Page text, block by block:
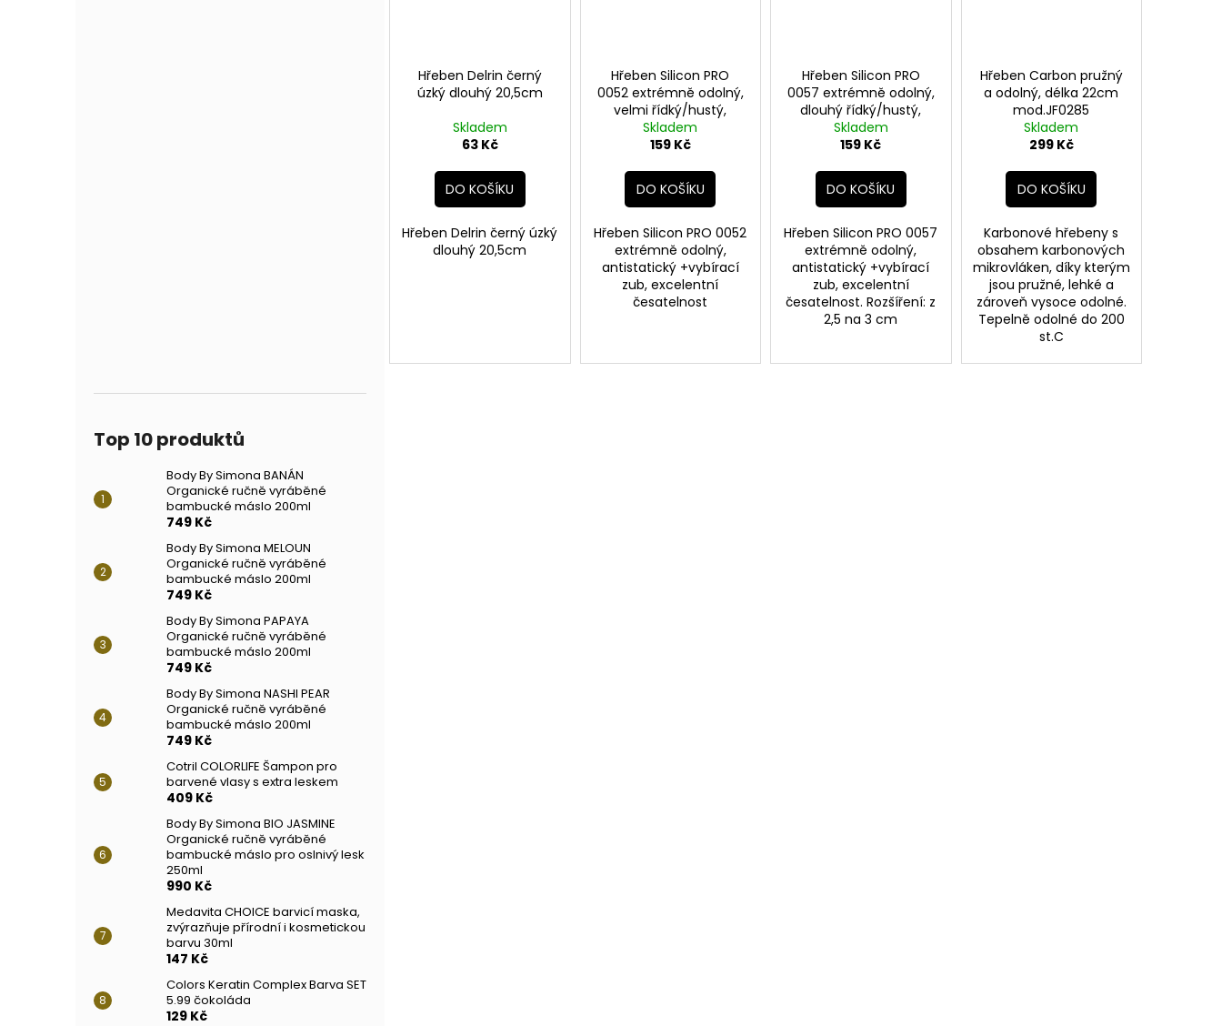
Top 10 produktů
Body By Simona BANÁN
Organické ručně vyráběné
bambucké máslo 200ml
749 Kč
Body By Simona MELOUN
Organické ručně vyráběné
bambucké máslo 200ml
749 Kč
Body By Simona PAPAYA
Organické ručně vyráběné
bambucké máslo 200ml
749 Kč
Body By Simona NASHI PEAR
Organické ručně vyráběné
bambucké máslo 200ml
749 Kč
Cotril COLORLIFE Šampon pro
barvené vlasy s extra leskem
409 Kč
Body By Simona BIO JASMINE
Organické ručně vyráběné
bambucké máslo pro oslnivý lesk
250ml
990 Kč
Medavita CHOICE barvicí maska,
zvýrazňuje přírodní i kosmetickou
barvu 30ml
147 Kč
Colors Keratin Complex Barva SET
5.99 čokoláda
129 Kč
Hřeben Delrin černý
úzký dlouhý 20,5cm
Skladem
63 Kč
DO KOŠÍKU
Hřeben Delrin černý úzký
dlouhý 20,5cm
Hřeben Silicon PRO
0052 extrémně odolný,
velmi řídký/hustý,
vybírací zub 20cm
Skladem
159 Kč
DO KOŠÍKU
Hřeben Silicon PRO 0052
extrémně odolný,
antistatický +vybírací
zub, excelentní
česatelnost
Hřeben Silicon PRO
0057 extrémně odolný,
dlouhý řídký/hustý,
vybírací zub 22,2cm
Skladem
159 Kč
DO KOŠÍKU
Hřeben Silicon PRO 0057
extrémně odolný,
antistatický +vybírací
zub, excelentní
česatelnost. Rozšíření: z
2,5 na 3 cm
Hřeben Carbon pružný
a odolný, délka 22cm
mod.JF0285
Skladem
299 Kč
DO KOŠÍKU
Karbonové hřebeny s
obsahem karbonových
mikrovláken, díky kterým
jsou pružné, lehké a
zároveň vysoce odolné.
Tepelně odolné do 200
st.C